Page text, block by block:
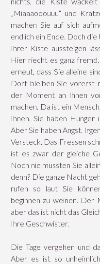
„Miaaaooouuu“ und
machen Sie auf sich
endlich ein Ende. Doch die
Ihrer Kiste aussteigen
Hier riecht es ganz
erneut, dass Sie alleine
Dort bleiben Sie vorerst
der Moment an Ihnen
machen. Da ist ein
Ihnen. Sie haben Hunger
Aber Sie haben Angst.
Versteck. Das Fressen
ist es zwar der gleiche
Noch nie mussten Sie
denn? Die ganze Nacht
rufen so laut Sie
beginnen zu weinen. Der
aber das ist nicht das
Ihre Geschwister.
Die Tage vergehen und
Aber es ist so